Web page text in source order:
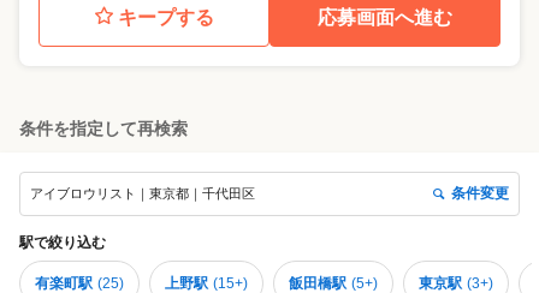
キープする 応募画面へ進む
条件を指定して再検索
アイブロウリスト｜東京都｜千代田区 条件変更
駅で絞り込む
有楽町駅 (25) 上野駅 (15+) 飯田橋駅 (5+) 東京駅 (3+)